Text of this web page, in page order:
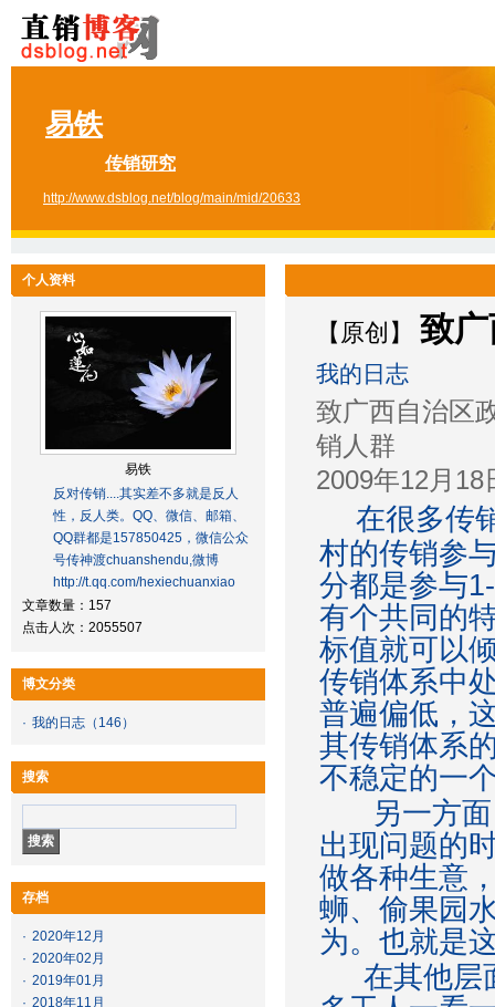
易铁
传销研究
http://www.dsblog.net/blog/main/mid/20633
个人资料
易铁
反对传销....其实差不多就是反人
性，反人类。QQ、微信、邮箱、
QQ群都是157850425，微信公众
号传神渡chuanshendu,微博
http://t.qq.com/hexiechuanxiao
文章数量：157
点击人次：2055507
博文分类
· 我的日志 （146）
搜索
存档
· 2020年12月
· 2020年02月
· 2019年01月
· 2018年11月
【原创】 致
我的日志
致广西自治区
销人群
2009年12月
在很多传
村的传销参
分都是参与
有个共同的
标值就可以
传销体系中
普遍偏低，
其传销体系
不稳定的一
另一方面
出现问题的
做各种生意
蛳、偷果园
为。也就是
在其他层